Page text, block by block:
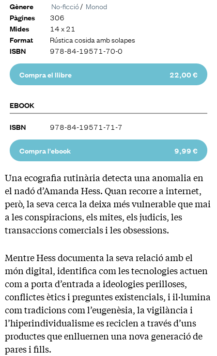
Gènere No-ficció/ Monod
Pàgines 306
Mides 14 x 21
Format Rústica cosida amb solapes
ISBN 978-84-19571-70-0
Compra el llibre 22,00 €
EBOOK
ISBN 978-84-19571-71-7
Compra l'ebook 9,99 €
Una ecografia rutinària detecta una anomalia en
el nadó d’Amanda Hess. Quan recorre a internet,
però, la seva cerca la deixa més vulnerable que mai
a les conspiracions, els mites, els judicis, les
transaccions comercials i les obsessions.
Mentre Hess documenta la seva relació amb el
món digital, identifica com les tecnologies actuen
com a porta d’entrada a ideologies perilloses,
conflictes ètics i preguntes existencials, i il·lumina
com tradicions com l’eugenèsia, la vigilància i
l’hiperindividualisme es reciclen a través d’uns
productes que enlluernen una nova generació de
pares i fills.